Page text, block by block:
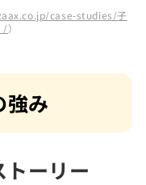
case-studies/子
/）
強み
ーリー